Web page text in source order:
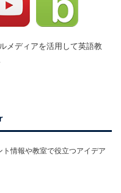
メディアを活用して英語教
情報や教室で役立つアイデア